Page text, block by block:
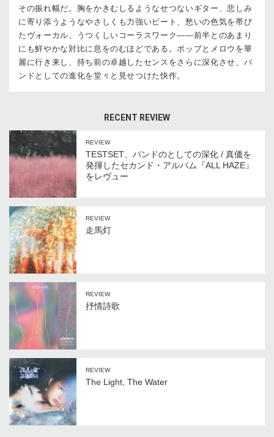
その振れ幅だ。胸をかきむしるようなせつないギター、悲しみ
に寄り添うようなやさしくも力強いビート、愁いの色気を帯び
たヴォーカル、うつくしいコーラスワーク――前半とのあまり
にも鮮やかな対比に息をのむほどである。ポップとメロウを華
麗に行き来し、持ち前の卓越したセンスをさらに深化させ、バ
ンドとしての進化を堂々と見せつけた快作。
RECENT REVIEW
REVIEW
TESTSET、バンドのとしての深化 / 真価を
発揮したセカンド・アルバム『ALL HAZE』
をレヴュー
REVIEW
走馬灯
REVIEW
抒情詩歌
REVIEW
The Light, The Water